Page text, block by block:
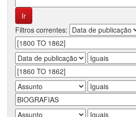
Filtros correntes: